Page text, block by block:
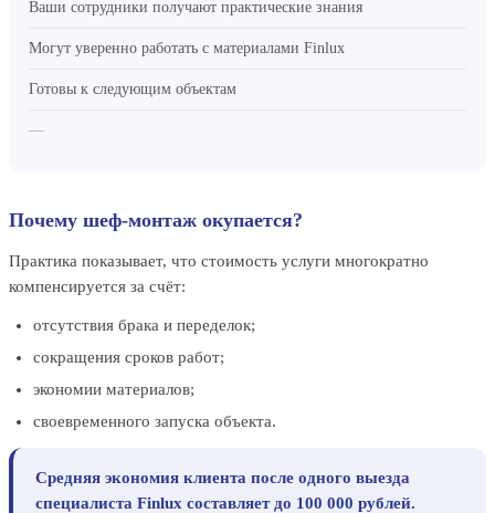
Ваши сотрудники получают практические знания
Могут уверенно работать с материалами Finlux
Готовы к следующим объектам
—
Почему шеф-монтаж окупается?
Практика показывает, что стоимость услуги многократно
компенсируется за счёт:
отсутствия брака и переделок;
сокращения сроков работ;
экономии материалов;
своевременного запуска объекта.
Средняя экономия клиента после одного выезда
специалиста Finlux составляет до 100 000 рублей.